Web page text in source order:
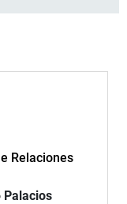
Relaciones
Palacios